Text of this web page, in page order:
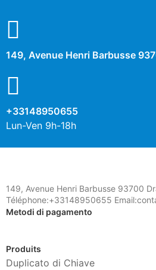
149, Avenue Henri Barbusse
+33148950655
Lun-Ven 9h-18h
149, Avenue Henri Barbusse 93700
Téléphone:+33148950655
Metodi di pagamento
Produits
Duplicato di Chiave